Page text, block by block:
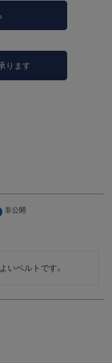
ります
非公開
いベルトです。